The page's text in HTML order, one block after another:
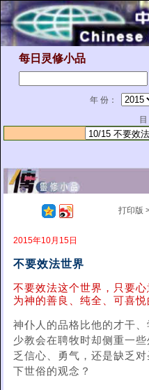
每日灵修小品
年 份：
打印版
2015年10月15日
不要效法世界
不要效法这个世界，只要
为神的善良、纯全、可喜悦
神仆人的品格比他的才干
少教会在聘牧时却侧重一
乏信心、勇气，还是缺乏
下世俗的观念？